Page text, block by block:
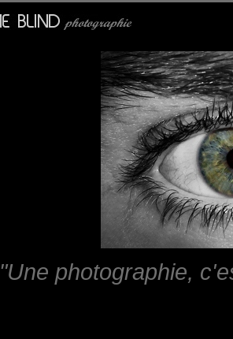
"Une photographie,